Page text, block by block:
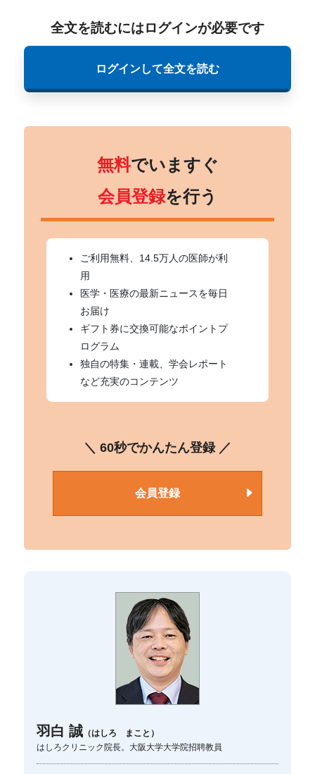
全文を読むにはログインが必要です
ログインして全文を読む
無料でいますぐ
会員登録を行う
ご利用無料、14.5万人の医師が利
用
医学・医療の最新ニュースを毎日
お届け
ギフト券に交換可能なポイントプ
ログラム
独自の特集・連載、学会レポート
など充実のコンテンツ
＼ 60秒でかんたん登録 ／
会員登録
羽白 誠 （はしろ まこと）
はしろクリニック院長。大阪大学大学院招聘教員